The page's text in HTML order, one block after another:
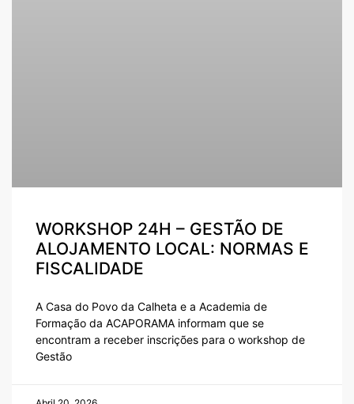
WORKSHOP 24H – GESTÃO DE
ALOJAMENTO LOCAL: NORMAS E
FISCALIDADE
A Casa do Povo da Calheta e a Academia de
Formação da ACAPORAMA informam que se
encontram a receber inscrições para o workshop de
Gestão